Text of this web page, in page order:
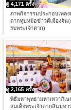
ดู 4,171 ครั้ง
ภาพกิจกรรมประกอบเพลง
ตากทุบหม้อข้าวตีเมืองจัน
รบพระเจ้าตาก)
ดู 2,165 ครั้ง
พิธีมหาพุทธามหาเทวาภิเษ
สมเด็จพระเจ้าตากสินมหา